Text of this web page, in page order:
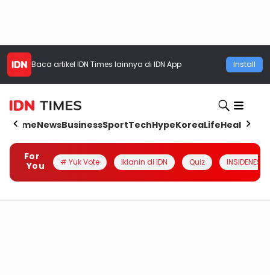
Baca artikel IDN Times lainnya di IDN App Install
HomeNewsBusinessSportTechHypeKoreaLifeHealth
For
You
# Yuk Vote Iklanin di IDN Quiz INSIDENESIA